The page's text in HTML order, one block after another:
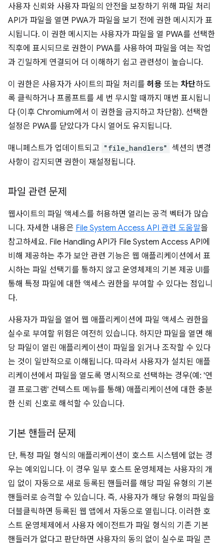
사용자 신뢰와 사용자 파일의 안전을 보장하기 위해 파일 처리
API가 파일을 열면 PWA가 파일을 보기 전에 권한 메시지가 표
시됩니다. 이 권한 메시지는 사용자가 파일을 열 PWA를 선택한
직후에 표시되므로 권한이 PWA를 사용하여 파일을 여는 작업
과 긴밀하게 연결되어 더 이해하기 쉽고 관련성이 높습니다.
이 권한은 사용자가 사이트의 파일 처리를 허용 또는 차단하도
록 클릭하거나 프롬프트를 세 번 무시할 때까지 매번 표시됩니
다 (이후 Chromium에서 이 권한을 금지하고 차단함). 선택한
설정은 PWA를 닫았다가 다시 열어도 유지됩니다.
매니페스트가 업데이트되고 "file_handlers"
섹션의 변경
사항이 감지되면 권한이 재설정됩니다.
파일 관련 문제
웹사이트의 파일 액세스를 허용하면 열리는 공격 벡터가 많습
니다. 자세한 내용은 File System Access API 관련 도움말을
참고하세요. File Handling API가 File System Access API에
비해 제공하는 추가 보안 관련 기능은 웹 애플리케이션에서 표
시하는 파일 선택기를 통하지 않고 운영체제의 기본 제공 UI를
통해 특정 파일에 대한 액세스 권한을 부여할 수 있다는 점입니
다.
사용자가 파일을 열어 웹 애플리케이션에 파일 액세스 권한을
실수로 부여할 위험은 여전히 있습니다. 하지만 파일을 열면 해
당 파일이 열린 애플리케이션이 파일을 읽거나 조작할 수 있다
는 것이 일반적으로 이해됩니다. 따라서 사용자가 설치된 애플
리케이션에서 파일을 열도록 명시적으로 선택하는 경우(예: '연
결 프로그램' 컨텍스트 메뉴를 통해) 애플리케이션에 대한 충분
한 신뢰 신호로 해석할 수 있습니다.
기본 핸들러 문제
단, 특정 파일 형식의 애플리케이션이 호스트 시스템에 없는 경
우는 예외입니다. 이 경우 일부 호스트 운영체제는 사용자의 개
입 없이 자동으로 새로 등록된 핸들러를 해당 파일 유형의 기본
핸들러로 승격할 수 있습니다. 즉, 사용자가 해당 유형의 파일을
더블클릭하면 등록된 웹 앱에서 자동으로 열립니다. 이러한 호
스트 운영체제에서 사용자 에이전트가 파일 형식의 기존 기본
핸들러가 없다고 판단하면 사용자의 동의 없이 실수로 파일 콘